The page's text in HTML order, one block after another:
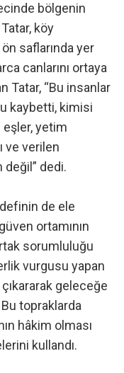
bölgenin
köy
saflarında yer
canlarını ortaya
Tatar, “Bu insanlar
kaybetti, kimisi
eşler, yetim
ve verilen
dedi.
de ele
ortamının
sorumluluğu
vurgusu yapan
geleceğe
topraklarda
hâkim olması
kullandı.